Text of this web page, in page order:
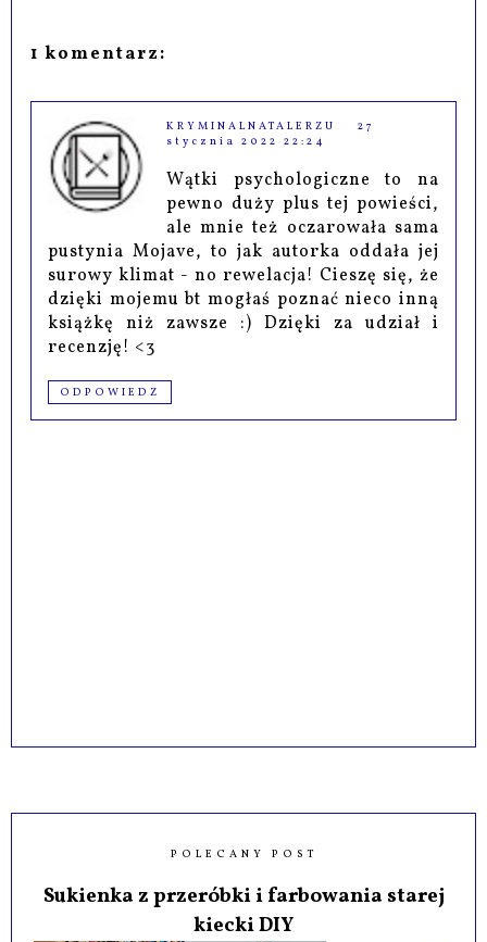
1 komentarz:
KRYMINALNATALERZU
27
stycznia 2022 22:24
Wątki psychologiczne to na
pewno duży plus tej powieści,
ale mnie też oczarowała sama
pustynia Mojave, to jak autorka oddała jej
surowy klimat - no rewelacja! Cieszę się, że
dzięki mojemu bt mogłaś poznać nieco inną
książkę niż zawsze :) Dzięki za udział i
recenzję! <3
ODPOWIEDZ
POLECANY POST
Sukienka z przeróbki i farbowania starej
kiecki DIY